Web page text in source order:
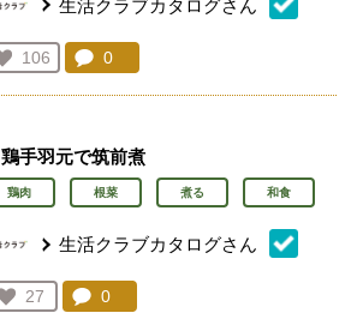
生活クラブカタログさん
お気に入り登録：
106
人が登録
コメント：
0
鶏手羽元で筑前煮
鶏肉 根菜 煮る 和食
生活クラブカタログさん
お気に入り登録：
27
人が登録
コメント：
0